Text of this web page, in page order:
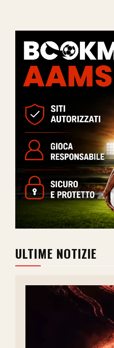
ULTIME NOTIZIE